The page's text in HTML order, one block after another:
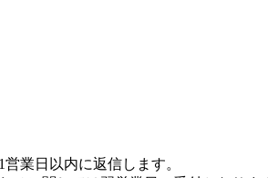
業日以内に返信します。